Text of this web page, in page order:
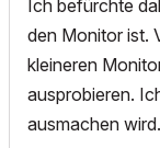
Ich befürchte
den Monitor ist.
kleineren
ausprobieren.
ausmachen wird.